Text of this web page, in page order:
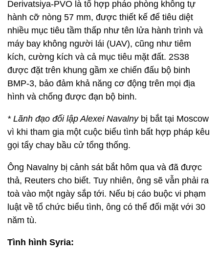
Derivatsiya-PVO là tổ hợp pháo phòng không tự
hành cỡ nòng 57 mm, được thiết kế để tiêu diệt
nhiều mục tiêu tầm thấp như tên lửa hành trình và
máy bay không người lái (UAV), cũng như tiêm
kích, cường kích và cả mục tiêu mặt đất. 2S38
được đặt trên khung gầm xe chiến đấu bộ binh
BMP-3, bảo đảm khả năng cơ động trên mọi địa
hình và chống được đạn bộ binh.
* Lãnh đạo đối lập Alexei Navalnybị bắt tại Moscow
vì khi tham gia một cuộc biểu tình bất hợp pháp kêu
gọi tẩy chay bầu cử tổng thống.
Ông Navalny bị cảnh sát bắt hôm qua và đã được
thả, Reuters cho biết. Tuy nhiên, ông sẽ vẫn phải ra
toà vào một ngày sắp tới. Nếu bị cáo buộc vi phạm
luật về tổ chức biểu tình, ông có thể đối mặt với 30
năm tù.
Tình hình Syria: